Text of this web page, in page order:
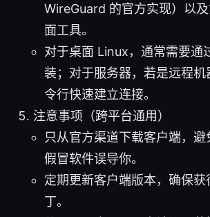
WireGuard 的官方实现）以
面工具。
对于桌面 Linux，通常需要通
装；对于服务器，若是远程
令行快速建立连接。
注意事项（跨平台通用）
只从官方渠道下载客户端，
假冒软件误导你。
定期更新客户端版本，确保
丁。